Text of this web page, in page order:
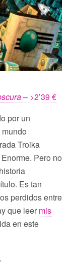
– >2’39 €
por un
Troika
Pero no
Es tan
perdidos entre
que leer mis
en este
.